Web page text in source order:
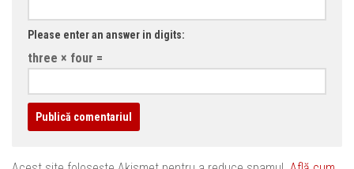
Please enter an answer in digits:
three × four =